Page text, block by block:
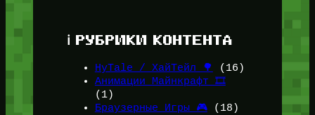
ℹ️ РУБРИКИ КОНТЕНТА
HyTale / ХайТейл 🌳
(16)
Анимации Майнкрафт 🎞️
(1)
Браузерные Игры 🎮(18)